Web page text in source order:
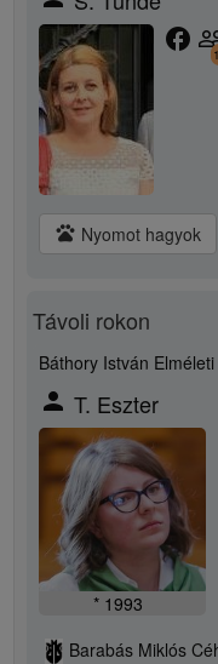
facebook
pets Nyomot hagyok
Távoli rokon
Báthory István
person T. Eszter
* 1993
Barabás Miklós